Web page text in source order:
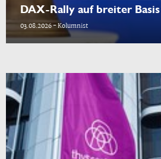
DAX-Rally auf breiter
03.08.2026 - Kolumnist